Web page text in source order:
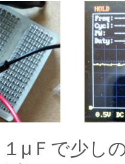
１μＦで少し